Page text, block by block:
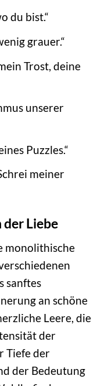
du bist.“
grauer.“
Trost, deine
unserer
Puzzles.“
meiner
der Liebe
monolithische
sanftes
an schöne
Leere, die
der
Tiefe der
der Bedeutung